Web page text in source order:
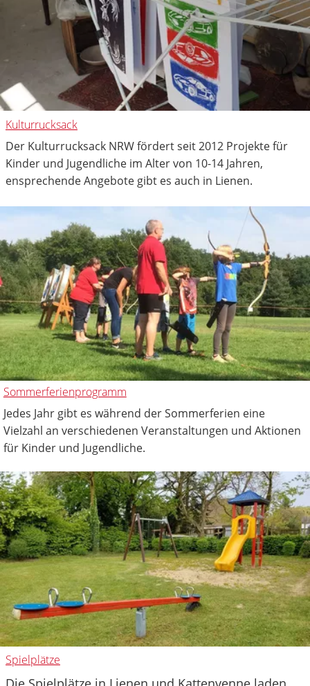
Kulturrucksack
Der Kulturrucksack NRW fördert seit 2012 Projekte für
Kinder und Jugendliche im Alter von 10-14 Jahren,
ensprechende Angebote gibt es auch in Lienen.
Sommerferienprogramm
Jedes Jahr gibt es während der Sommerferien eine
Vielzahl an verschiedenen Veranstaltungen und Aktionen
für Kinder und Jugendliche.
Spielplätze